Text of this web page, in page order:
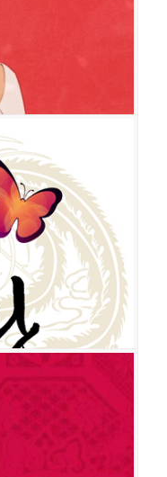
성윤형렬이창섭 김찬후
최우혁